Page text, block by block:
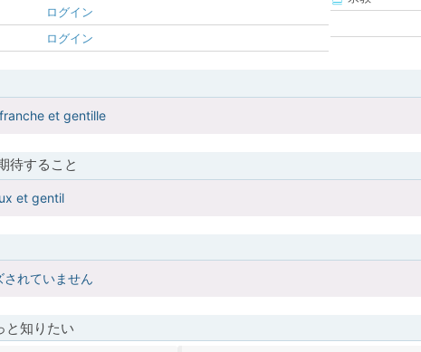
ログイン
ログイン
et gentille
待すること
et gentil
れていません
と知りたい